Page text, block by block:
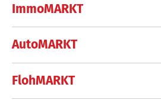
ImmoMARKT
AutoMARKT
FlohMARKT